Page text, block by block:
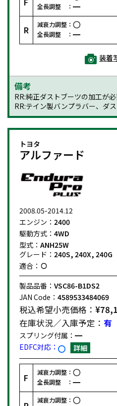
全長調整 ：
R
減衰力調整：
全長調整 ：
装着
備考
RR:純正ダストブーツの加工が必
RR:テイン製バンプラバー、ダス
トヨタ
アルファード
2008.05-2014.12
エンジン： 2400
駆動方式： 4WD
型式： ANH25W
グレード： 240S, 240X, 240G
適合：
製品品番： VSC86-B1DS2
JAN Code： 4589533484069
税込希望小売価格：
在庫状況／入庫予定： 有
スプリング付属：
EDFC対応：
詳細
F
減衰力調整：
全長調整 ：
減衰力調整：